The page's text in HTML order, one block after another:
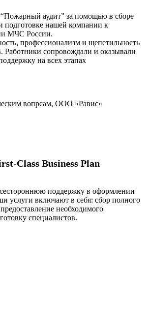
аудит” за помощью в сборе
подготовке нашей компании к
МЧС России.
профессионализм и щепетильность
Работники сопровождали и оказывали
на всех этапах
вопрсам, ООО «Равис»
Class Business Plan
поддержку в оформлении
услуги включают в себя: сбор полного
необходимого
специалистов.